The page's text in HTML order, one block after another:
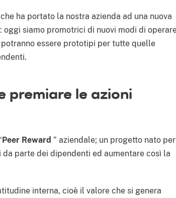
ha portato la nostra azienda ad una nuova
: oggi siamo promotrici di nuovi modi di
essere prototipi per tutte quelle
premiare le azioni
Peer Reward ” aziendale; un progetto nato per
parte dei dipendenti ed aumentare così la
interna, cioè il valore che si genera